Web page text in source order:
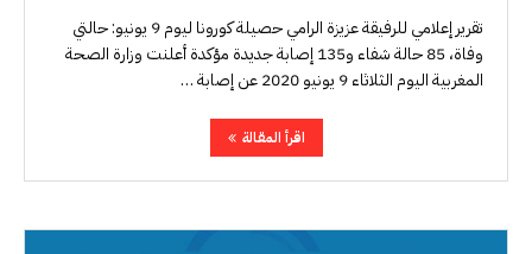
تقرير إعلامي للرفيقة عزيزة الرامي حصيلة كورونا ليوم 9 يونيو: حالتي
وفاة، 85 حالة شفاء و135 إصابة جديدة مؤكدة أعلنت وزارة الصحة
المغربية اليوم الثلاثاء 9 يونيو 2020 عن إصابة …
اقرأ المقالة